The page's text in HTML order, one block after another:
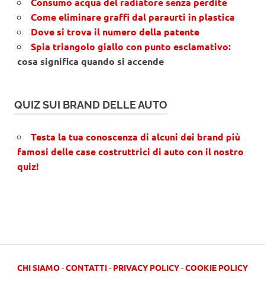
Come eliminare graffi dal paraurti in plastica
Dove si trova il numero della patente
Spia triangolo giallo con punto esclamativo:
cosa significa quando si accende
QUIZ SUI BRAND DELLE AUTO
Testa la tua conoscenza di alcuni dei brand più
famosi delle case costruttrici di auto con il nostro
quiz!
CHI SIAMO-CONTATTI- PRIVACY POLICY-COOKIE POLICY